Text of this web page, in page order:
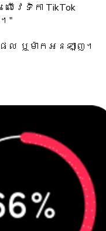
េទិកា TikTok
"
ផល ឬម៉ាកអនឡាញ។